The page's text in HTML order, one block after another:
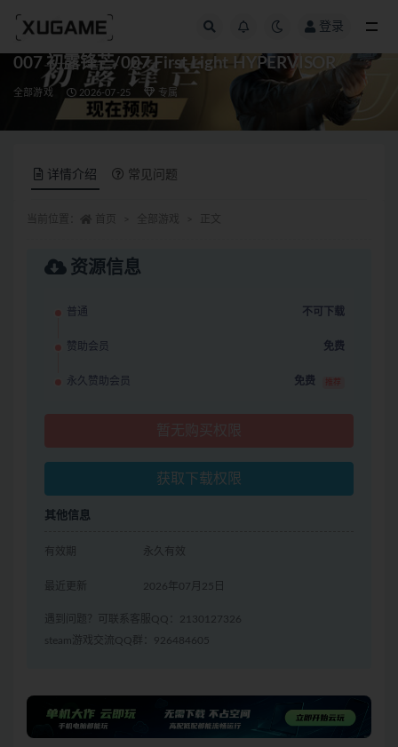
登录
007 初露锋芒/007 First Light HYPERVISOR
全部游戏 2026-07-25 专属
详情介绍 常见问题
资源信息
普通 不可下载
赞助会员 免费
永久赞助会员 免费 推荐
获取下载权限
其他信息
有效期 永久有效
最近更新 2026年07月25日
遇到问题？可联系客服QQ：2130127326
steam游戏交流QQ群：926484605